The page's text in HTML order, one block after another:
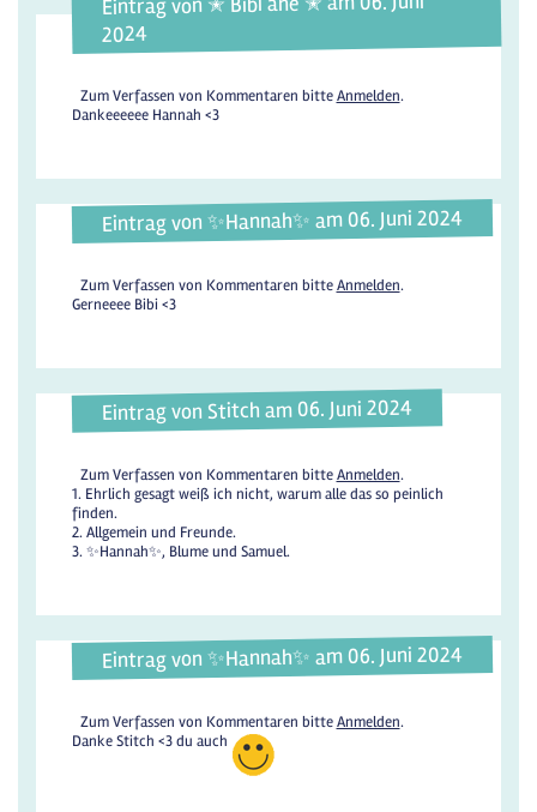
2024
Zum Verfassen von Kommentaren bitteAnmelden.
Dankeeeeee Hannah <3
Eintrag von ✨️Hannah✨️ am 06. Juni 2024
Zum Verfassen von Kommentaren bitteAnmelden.
Gerneeee Bibi <3
Eintrag von Stitch am 06. Juni 2024
Zum Verfassen von Kommentaren bitteAnmelden.
1. Ehrlich gesagt weiß ich nicht, warum alle das so peinlich
finden.
2. Allgemein und Freunde.
3. ✨Hannah✨, Blume und Samuel.
Eintrag von ✨️Hannah✨️ am 06. Juni 2024
Zum Verfassen von Kommentaren bitteAnmelden.
Danke Stitch <3 du auch